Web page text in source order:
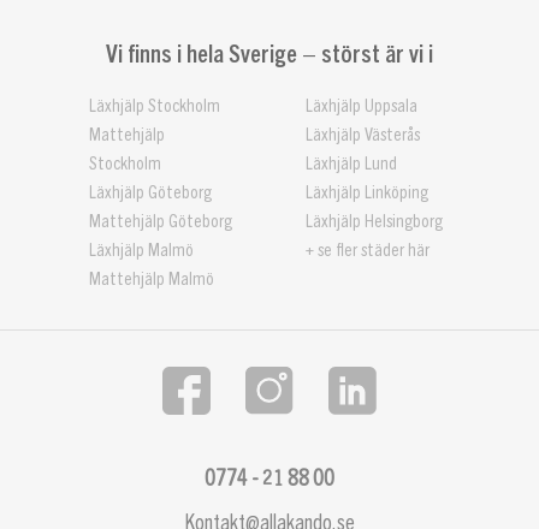
Vi finns i hela Sverige – störst är vi i
Läxhjälp Stockholm
Mattehjälp
Stockholm
Läxhjälp Göteborg
Mattehjälp Göteborg
Läxhjälp Malmö
Mattehjälp Malmö
Läxhjälp Uppsala
Läxhjälp Västerås
Läxhjälp Lund
Läxhjälp Linköping
Läxhjälp Helsingborg
+ se fler städer här
Kontakt@allakando.se
0774 - 21 88 00